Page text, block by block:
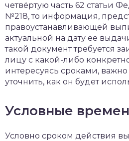
четвёртую часть 62 статьи
№218, то информация,
правоустанавливающей
актуальной на дату её
такой документ требуется
лицу с какой-либо
интересуясь сроками,
уточнить, как он будет
Условные
Условно сроком действия